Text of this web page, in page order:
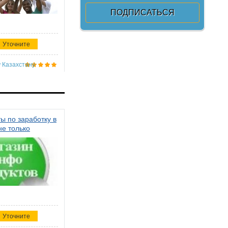
Уточните
Казахстану
по заработку в
только
Уточните